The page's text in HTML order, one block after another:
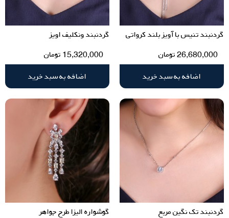
گردنبند تنیس با آویز بلند کرواتی
26,680,000تومان
اضافه به سبد خرید
گردنبند ونکلیف اویز
15,320,000 تومان
اضافه به سبد خرید
گردنبند تک نگین مربع
گوشواره الیزا طرح جواهر